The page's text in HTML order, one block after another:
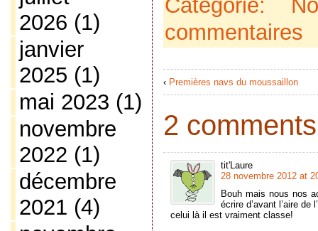
2026 (1)
janvier
2025 (1)
mai 2023 (1)
novembre
2022 (1)
décembre
2021 (4)
Catégorie:
commentaires
‹ Premières navs du moussaillon
2
tit'Laure
28 novembre 2012 at
Bouh mais nous nos
écrire d’avant l’aire de
celui là il est vraiment classe!